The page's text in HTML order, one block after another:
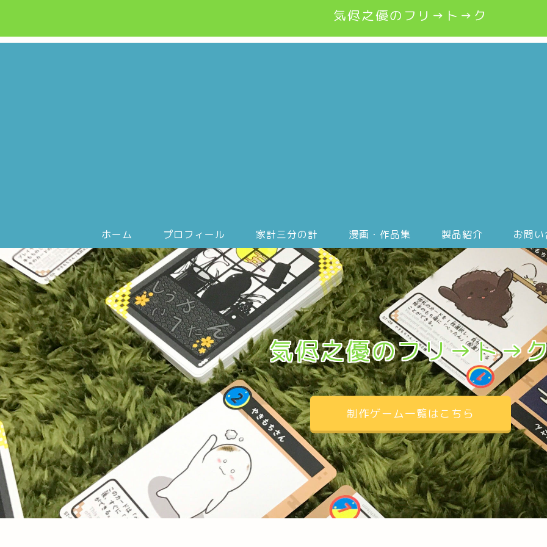
気侭之優のフリ→ト→ク
ホーム プロフィール 家計三分の計 漫画・作品集 製品紹介 お問
気侭之優のフリ→ト→
制作ゲーム一覧はこちら